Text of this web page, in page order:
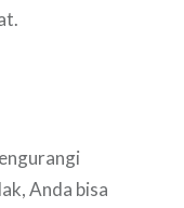
Anda bisa